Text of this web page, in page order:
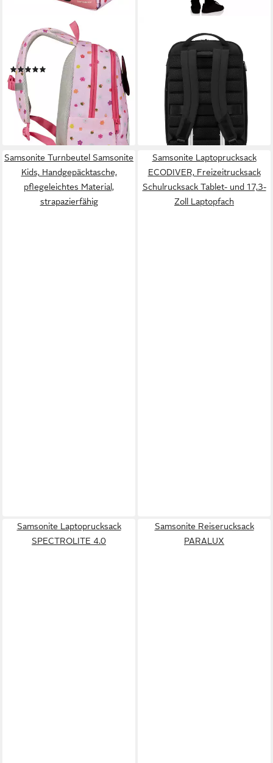
SAMSONITE
Kinderrucksack DAYDREAM
DISNEY, Minnie Flower Power
59,00 €
lieferbar - in 1-2 Werktagen bei dir
Laptoprucksack MODERNY
17,3 Zoll, mit gepolsterten
Schultergurten und Rücken,
mit separatem Laptopfach
109,00 €
lieferbar - in 1-2 Werktagen bei dir
Samsonite Turnbeutel Samsonite
Kids, Handgepäcktasche,
pflegeleichtes Material,
strapazierfähig
Samsonite Laptoprucksack
ECODIVER, Freizeitrucksack
Schulrucksack Tablet- und 17,3-
Zoll Laptopfach
Samsonite Laptoprucksack
SPECTROLITE 4.0
Samsonite Reiserucksack
PARALUX